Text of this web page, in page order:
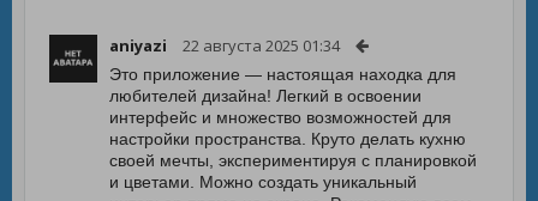
aniyazi 22 августа 2025 01:34
Это приложение — настоящая находка для
любителей дизайна! Легкий в освоении
интерфейс и множество возможностей для
настройки пространства. Круто делать кухню
своей мечты, экспериментируя с планировкой
и цветами. Можно создать уникальный